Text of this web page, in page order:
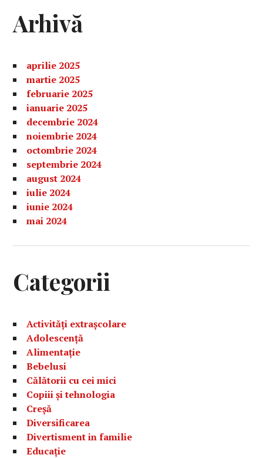
Arhivă
aprilie 2025
martie 2025
februarie 2025
ianuarie 2025
decembrie 2024
noiembrie 2024
octombrie 2024
septembrie 2024
august 2024
iulie 2024
iunie 2024
mai 2024
Categorii
Activități extrașcolare
Adolescență
Alimentație
Bebelusi
Călătorii cu cei mici
Copiii și tehnologia
Creșă
Diversificarea
Divertisment in familie
Educație